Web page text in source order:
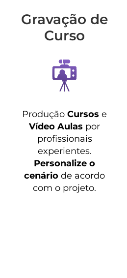
Gravação de
Curso
ProduçãoCursos e
Vídeo Aulas por
profissionais
experientes.
Personalize o
cenário de acordo
com o projeto.